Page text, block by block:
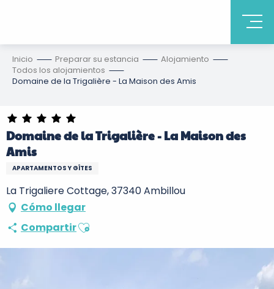
Inicio Preparar su estancia
Alojamiento
Todos los alojamientos
Domaine de la Trigalière - La Maison des Amis
Domaine de la Trigalière - La Maison des
Amis
APARTAMENTOS Y GÎTES
La Trigaliere Cottage, 37340 Ambillou
Cómo llegar
CompartirAjouter aux favoris